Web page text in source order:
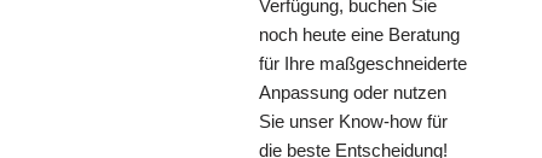
Verfügung, buchen Sie
noch heute eine Beratung
für Ihre maßgeschneiderte
Anpassung oder nutzen
Sie unser Know-how für
die beste Entscheidung!